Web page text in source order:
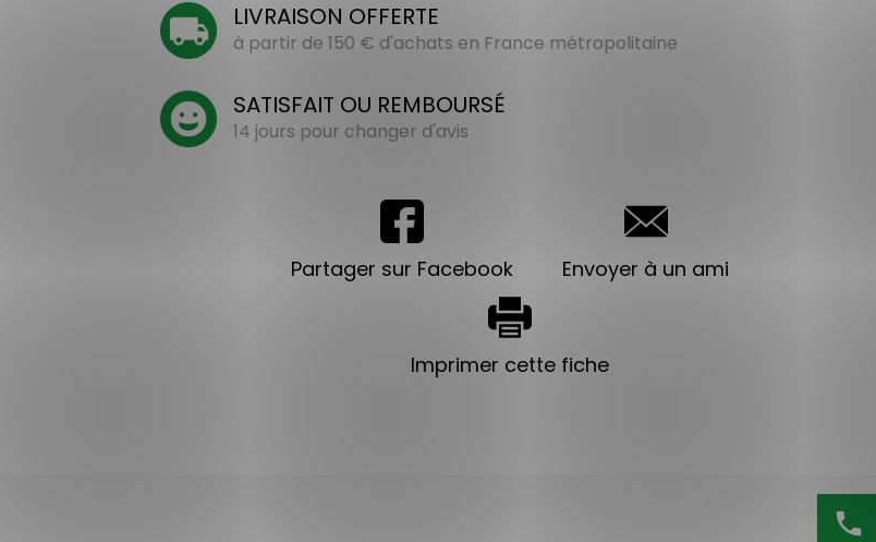
LIVRAISON OFFERTE
à partir de 150 € d'achats en France métropolitaine
SATISFAIT OU REMBOURSÉ
14 jours pour changer d'avis
Partager sur Facebook Envoyer à un ami
Imprimer cette fiche
phone